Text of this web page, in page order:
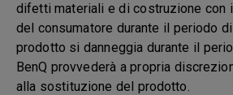
difetti materiali e di costruzione con
del consumatore durante il periodo
prodotto si danneggia durante il
BenQ provvederà a propria
alla sostituzione del prodotto.